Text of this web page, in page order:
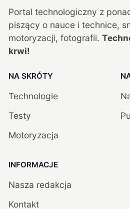
Portal technologiczny z
piszący o nauce i technice,
motoryzacji, fotografii.
krwi!
NA SKRÓTY
Technologie
Testy
Motoryzacja
INFORMACJE
Nasza redakcja
Kontakt